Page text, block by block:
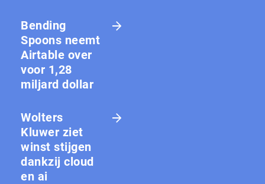
Bending
Spoons neemt
Airtable over
voor 1,28
miljard dollar
Wolters
Kluwer ziet
winst stijgen
dankzij cloud
en ai